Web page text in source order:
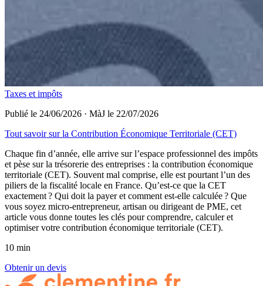
Taxes et impôts
Publié le 24/06/2026 · MàJ le 22/07/2026
Tout savoir sur la Contribution Économique Territoriale (CET)
Chaque fin d’année, elle arrive sur l’espace professionnel des impôts
et pèse sur la trésorerie des entreprises : la contribution économique
territoriale (CET). Souvent mal comprise, elle est pourtant l’un des
piliers de la fiscalité locale en France. Qu’est-ce que la CET
exactement ? Qui doit la payer et comment est-elle calculée ? Que
vous soyez micro-entrepreneur, artisan ou dirigeant de PME, cet
article vous donne toutes les clés pour comprendre, calculer et
optimiser votre contribution économique territoriale (CET).
10 min
Obtenir un devis